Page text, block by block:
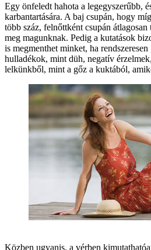
Egy önfeledt hahota a legegyszerűbb,
karbantartására. A baj csupán, hogy
több száz, felnőttként csupán
meg magunknak. Pedig a kutatások
is megmenthet minket, ha
hulladékok, mint düh, negatív
lelkünkből, mint a gőz a kuktából,
Közben ugyanis, a vérben